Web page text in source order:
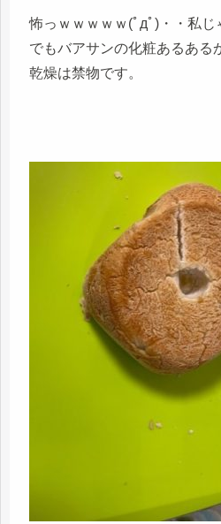
怖っｗｗｗｗｗ(ﾟдﾟ)・・私じ
でもバアサンの化粧あるある
乾燥は禁物です。